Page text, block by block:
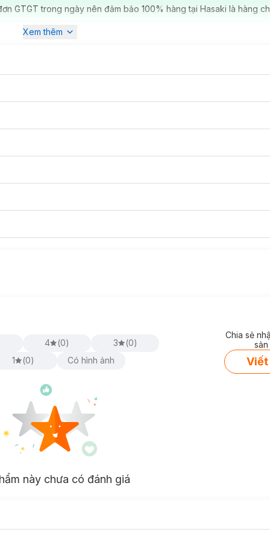
GTGT trong ngày nên đảm bảo 100% hàng tại Hasaki là hàng
Xem thêm
4 (0) 3 (0)
1
(0) Có hình ảnh
Chia sẻ
Viết
này chưa có đánh giá